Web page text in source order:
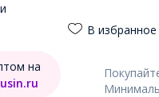
В избранное
на